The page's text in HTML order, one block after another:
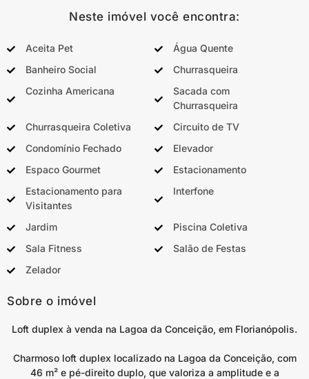
Neste imóvel você encontra:
Aceita Pet
Água Quente
Banheiro Social
Churrasqueira
Cozinha Americana
Sacada com
Churrasqueira
Churrasqueira Coletiva
Circuito de TV
Condomínio Fechado
Elevador
Espaco Gourmet
Estacionamento
Estacionamento para
Visitantes
Interfone
Jardim
Piscina Coletiva
Sala Fitness
Salão de Festas
Zelador
Sobre o imóvel
Loft duplex à venda na Lagoa da Conceição, em Florianópolis.
Charmoso loft duplex localizado na Lagoa da Conceição, com
46 m² e pé-direito duplo, que valoriza a amplitude e a